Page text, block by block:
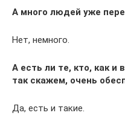
А много людей уже
Нет, немного.
А есть ли те, кто, как и
так скажем, очень
Да, есть и такие.